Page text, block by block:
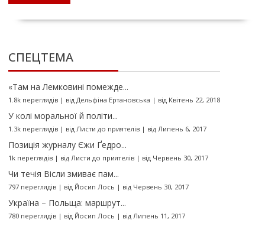
СПЕЦТЕМА
«Там на Лемковині помежде...
1.8k переглядів| від Дельфіна Ертановська | від Квітень 22, 2018
У колі моральної й політи...
1.3k переглядів| від Листи до приятелів| від Липень 6, 2017
Позиція журналу Єжи Ґедро...
1k переглядів| від Листи до приятелів| від Червень 30, 2017
Чи течія Вісли змиває пам...
797 переглядів| від Йосип Лось | від Червень 30, 2017
Україна – Польща: маршрут...
780 переглядів| від Йосип Лось | від Липень 11, 2017